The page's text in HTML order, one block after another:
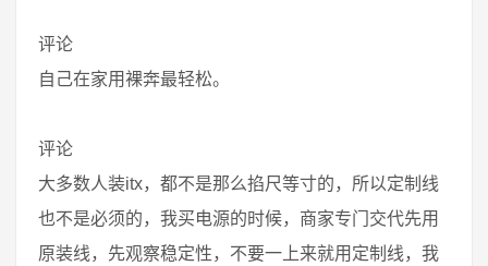
评论
自己在家用裸奔最轻松。
评论
大多数人装itx，都不是那么掐尺等寸的，所以定制线
也不是必须的，我买电源的时候，商家专门交代先用
原装线，先观察稳定性，不要一上来就用定制线，我